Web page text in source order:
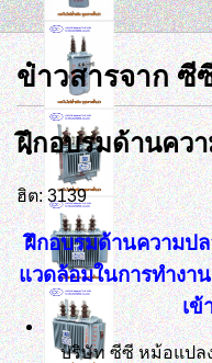
ข่าวสารจาก ซี
ฝึกอบรมด้านคว
ฮิต: 3139
ฝึกอบรมด้านความป
แวดล้อมในการทำงา
เข้
บริษัท ซีซี หม้อแปลงไฟ